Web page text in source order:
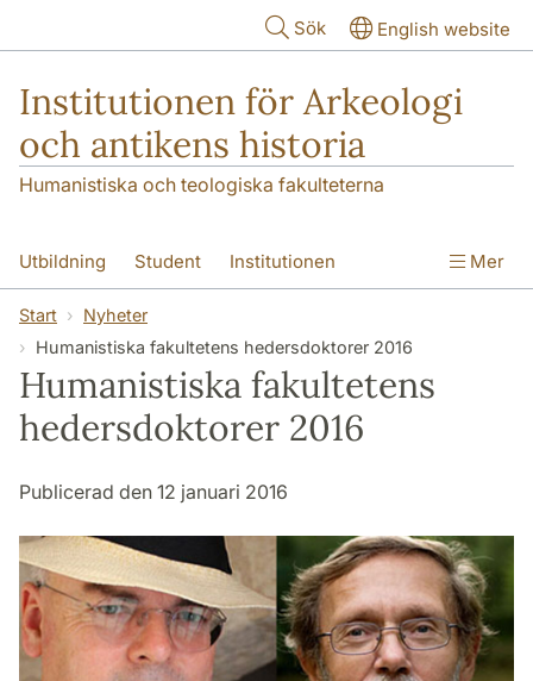
Sök English website
Institutionen för Arkeologi
och antikens historia
Humanistiska och teologiska fakulteterna
Utbildning Student Institutionen
Forskning Kontakt
Mer
Start
Nyheter
Humanistiska fakultetens hedersdoktorer 2016
Humanistiska fakultetens
hedersdoktorer 2016
Publicerad den 12 januari 2016